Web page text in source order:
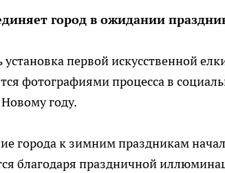
город в ожидании
установка первой искусственной
фотографиями процесса в
году.
города к зимним праздникам
благодаря праздничной